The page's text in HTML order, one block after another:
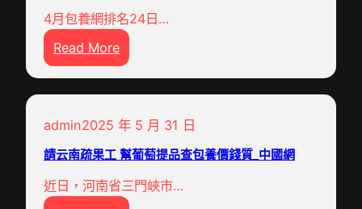
查
包
養
網
建
程
序
過
半
心
換
來
一
個
查
養
擁
抱
包
養
心
，
南
一
男
人
】
張
忠
德
中
醫
，
4月包養網排名24日…
Read More:
重
江
：
錄
admin2025 年 5 月 31 日
請云南疏果工 幫葡萄提品查包養價錢質_中國網
近日，河南省三門峽市…